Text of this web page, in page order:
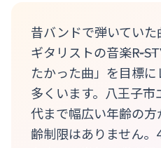
昔バンドで弾いてい
ギタリストの音楽――R-
たかった曲」を目標
多くいます。八王子
代まで幅広い年齢の
齢制限はありません